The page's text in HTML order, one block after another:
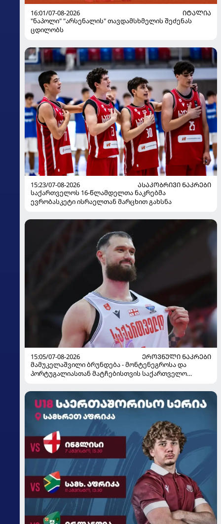
16:01/07-08-2026
ᲘᲢᲐᲚᲘᲐ
"ნაპოლი" "არსენალის" თავდამსხმელის შეძენას
ცდილობს
15:23/07-08-2026
ᲐᲡᲐᲙᲝᲑᲠᲘᲕᲘ ᲜᲐᲙᲠᲔᲑᲘ
საქართველოს 16-წლამდელთა ნაკრებმა
ევრობასკეტი ისრაელთან მარცხით გახსნა
15:05/07-08-2026
ᲔᲠᲝᲕᲜᲣᲚᲘ ᲜᲐᲙᲠᲔᲑᲘ
მამუკელაშვილი ბრუნდება - მონტენეგროსა და
პორტუგალიასთან მატჩებისთვის საქართველო